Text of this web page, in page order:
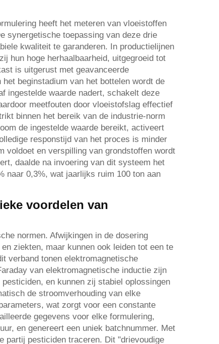
heeft het meteren van vloeistoffen
synergetische toepassing van deze drie
kwaliteit te garanderen. In productielijnen
hun hoge herhaalbaarheid, uitgegroeid tot
is uitgerust met geavanceerde
beginstadium van het bottelen wordt de
ingestelde waarde nadert, schakelt deze
meetfouten door vloeistofslag effectief
binnen het bereik van de industrie-norm
de ingestelde waarde bereikt, activeert
responstijd van het proces is minder
voldoet en verspilling van grondstoffen wordt
daalde na invoering van dit systeem het
naar 0,3%, wat jaarlijks ruim 100 ton aan
voordelen van
normen. Afwijkingen in de dosering
ziekten, maar kunnen ook leiden tot een te
verband tonen elektromagnetische
van elektromagnetische inductie zijn
en kunnen zij stabiel oplossingen
de stroomverhouding van elke
wat zorgt voor een constante
gegevens voor elke formulering,
en genereert een uniek batchnummer. Met
partij pesticiden traceren. Dit "drievoudige